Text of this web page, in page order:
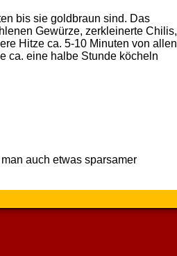
bis sie goldbraun sind. Das
Gewürze, zerkleinerte Chilis,
Hitze ca. 5-10 Minuten von allen
ca. eine halbe Stunde köcheln
auch etwas sparsamer